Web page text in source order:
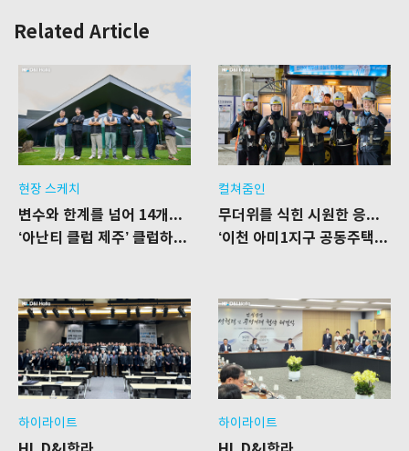
Related Article
현장 스케치
변수와 한계를 넘어 14개월의 결실을 보다
‘아난티 클럽 제주’ 클럽하우스 리모델링 공사 현장
컬쳐줌인
무더위를 식힌 시원한 응원 한 잔
‘이천 아미1지구 공동주택’ 신축공사 현장을 찾은 푸드트럭
하이라이트 하이라이트